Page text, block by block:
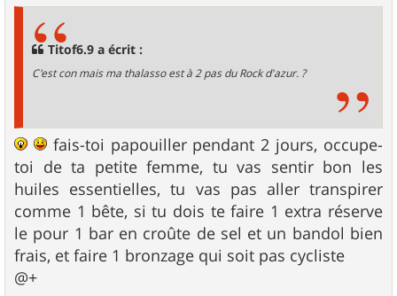
Titof6.9 a écrit :
C'est con mais ma thalasso est à 2 pas du Rock d'azur. ?
fais-toi papouiller pendant 2 jours, occupe-
toi de ta petite femme, tu vas sentir bon les
huiles essentielles, tu vas pas aller transpirer
comme 1 bête, si tu dois te faire 1 extra réserve
le pour 1 bar en croûte de sel et un bandol bien
frais, et faire 1 bronzage qui soit pas cycliste
@+